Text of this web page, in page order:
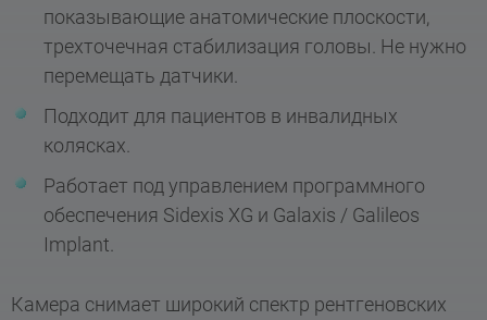
показывающие анатомические плоскости,
трехточечная стабилизация головы. Не нужно
перемещать датчики.
Подходит для пациентов в инвалидных
колясках.
Работает под управлением программного
обеспечения Sidexis XG и Galaxis / Galileos
Implant.
Камера снимает широкий спектр рентгеновских